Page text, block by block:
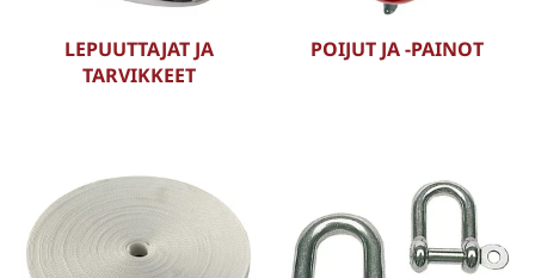
LEPUUTTAJAT JA
TARVIKKEET
POIJUT JA -PAINOT